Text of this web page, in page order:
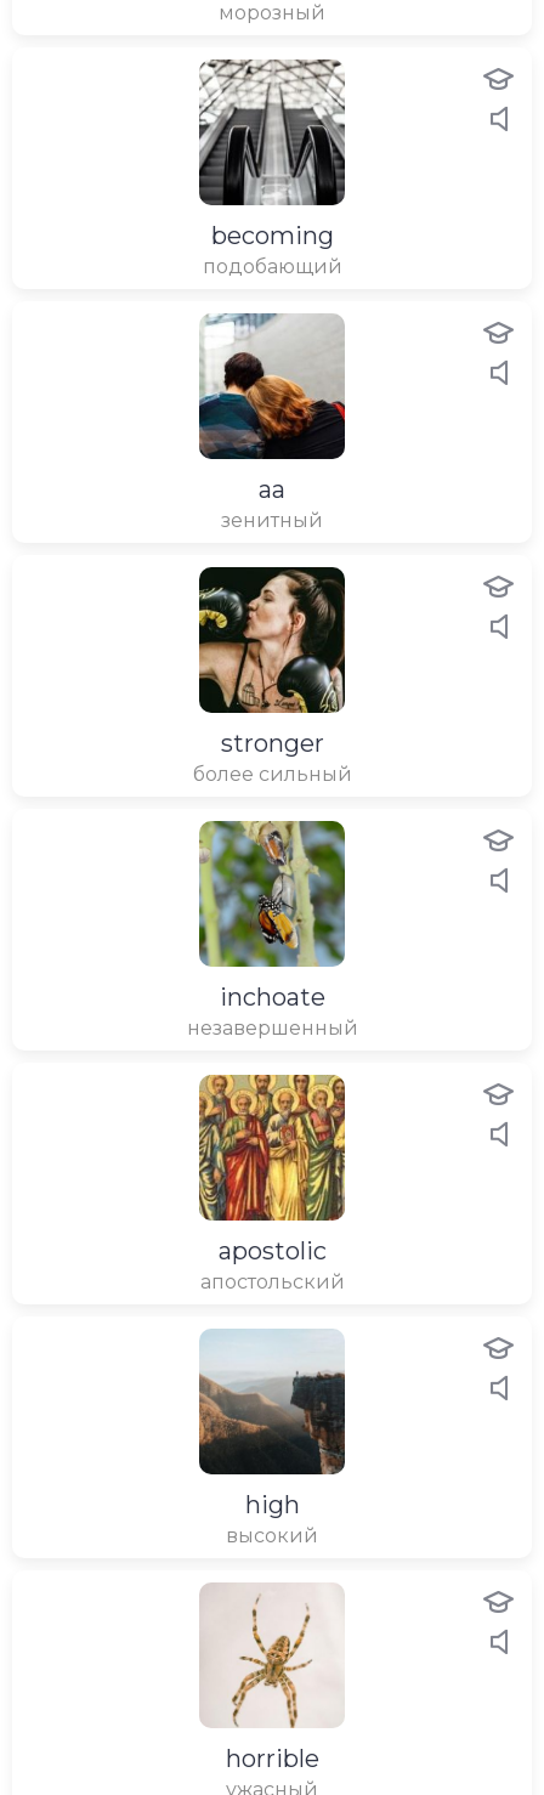
морозный
becoming
подобающий
aa
зенитный
stronger
более сильный
inchoate
незавершенный
apostolic
апостольский
high
высокий
horrible
ужасный